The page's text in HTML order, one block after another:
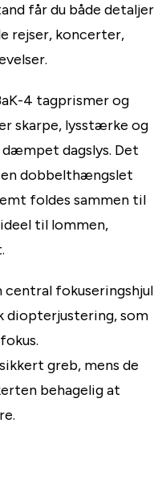
får du både detaljer
rejser, koncerter,
4 tagprismer og
skarpe, lysstærke og
dagslys. Det
en dobbelthængslet
foldes sammen til
til lommen,
central fokuseringshjul
diopterjustering, som
greb, mens de
behagelig at